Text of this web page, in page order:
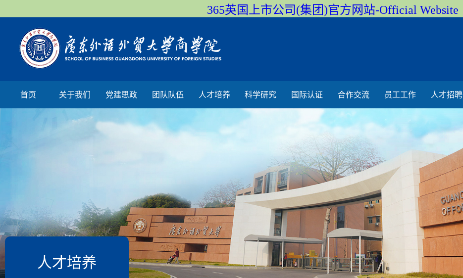
365英国上市公司(集团)官方网站-Official Website
首页 关于我们 党建思政 团队队伍 人才培养 科学研究 国际认证 合作交流 员工工作 人才招聘
人才培养